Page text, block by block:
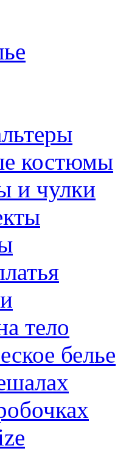
костюмы
и чулки
тело
белье